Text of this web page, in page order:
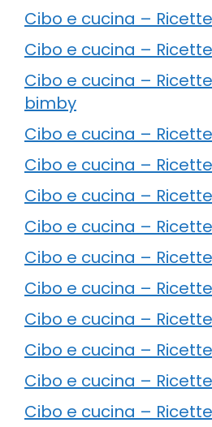
Cibo e cucina –
Cibo e cucina –
Cibo e cucina –
bimby
Cibo e cucina –
Cibo e cucina –
Cibo e cucina –
Cibo e cucina –
Cibo e cucina –
Cibo e cucina –
Cibo e cucina –
Cibo e cucina –
Cibo e cucina –
Cibo e cucina –